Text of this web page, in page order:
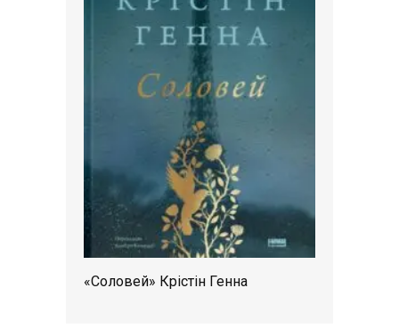
«Соловей» Крістін Генна